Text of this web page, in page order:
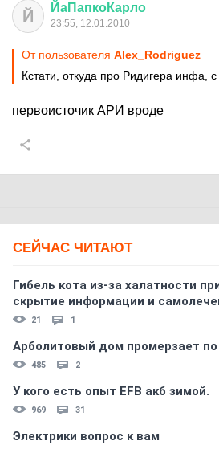
Й ЙаПапкоКарло
23:55, 12.01.2010
От пользователя Alex_Rodriguez
Кстати, откуда про Ридигера инфа, с
первоисточик АРИ вроде
СЕЙЧАС ЧИТАЮТ
Гибель кота из-за халатности
скрытиe информации и
21 1
Арболитовый дом промерзает
485 2
У кого есть опыт EFB акб зимой.
969 31
Электрики вопрос к вам